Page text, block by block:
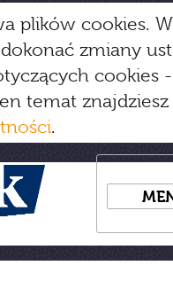
plików cookies.
zmiany
cookies
temat
.